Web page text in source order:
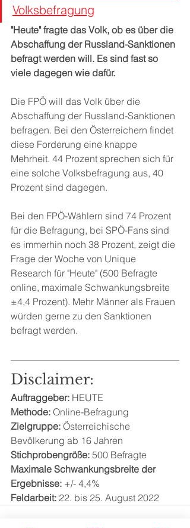
Volksbefragung
"Heute" fragte das Volk, ob es über die
Abschaffung der Russland-Sanktionen
befragt werden will. Es sind fast so
viele dagegen wie dafür.
Die FPÖ will das Volk über die
Abschaffung der Russland-Sanktionen
befragen. Bei den Österreichern findet
diese Forderung eine knappe
Mehrheit. 44 Prozent sprechen sich für
eine solche Volksbefragung aus, 40
Prozent sind dagegen.
Bei den FPÖ-Wählern sind 74 Prozent
für die Befragung, bei SPÖ-Fans sind
es immerhin noch 38 Prozent, zeigt die
Frage der Woche von Unique
Research für "Heute" (500 Befragte
online, maximale Schwankungsbreite
±4,4 Prozent). Mehr Männer als Frauen
würden gerne zu den Sanktionen
befragt werden.
Disclaimer:
Auftraggeber: HEUTE
Methode: Online-Befragung
Zielgruppe: Österreichische
Bevölkerung ab 16 Jahren
Stichprobengröße: 500 Befragte
Maximale Schwankungsbreite der
Ergebnisse: +/- 4,4%
Feldarbeit: 22. bis 25. August 2022